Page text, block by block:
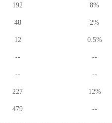
192 8%
48 2%
12 0.5%
-- --
-- --
227 12%
479 --